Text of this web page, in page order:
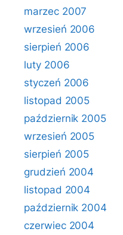
marzec 2007
wrzesień 2006
sierpień 2006
luty 2006
styczeń 2006
listopad 2005
październik 2005
wrzesień 2005
sierpień 2005
grudzień 2004
listopad 2004
październik 2004
czerwiec 2004